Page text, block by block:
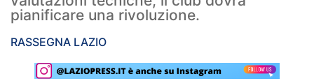
Calciomercato
Lazio Women
Rassegna Lazio
pianificare una rivoluzione.
RASSEGNA LAZIO